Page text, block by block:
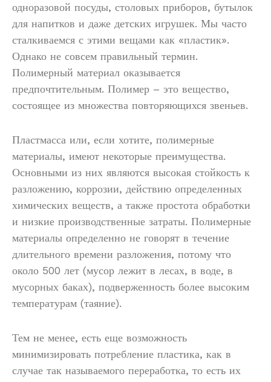
одноразовой посуды, столовых приборов, бутылок
для напитков и даже детских игрушек. Мы часто
сталкиваемся с этими вещами как «пластик».
Однако не совсем правильный термин.
Полимерный материал оказывается
предпочтительным. Полимер – это вещество,
состоящее из множества повторяющихся звеньев.
Пластмасса или, если хотите, полимерные
материалы, имеют некоторые преимущества.
Основными из них являются высокая стойкость к
разложению, коррозии, действию определенных
химических веществ, а также простота обработки
и низкие производственные затраты. Полимерные
материалы определенно не говорят в течение
длительного времени разложения, потому что
около 500 лет (мусор лежит в лесах, в воде, в
мусорных баках), подверженность более высоким
температурам (таяние).
Тем не менее, есть еще возможность
минимизировать потребление пластика, как в
случае так называемого переработка, то есть их